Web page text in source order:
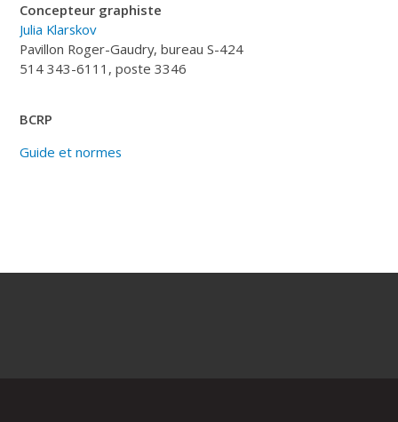
Concepteur graphiste
Julia Klarskov
Pavillon Roger-Gaudry, bureau S-424
514 343-6111, poste 3346
BCRP
Guide et normes